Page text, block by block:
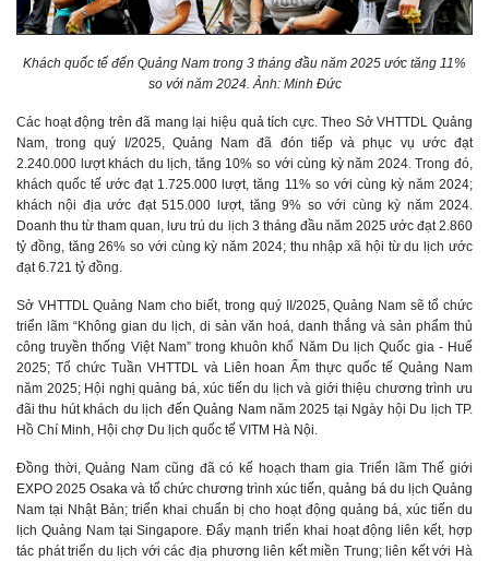
Khách quốc tế đến Quảng Nam trong 3 tháng đầu năm 2025 ước tăng 11%
so với năm 2024. Ảnh: Minh Đức
Các hoạt động trên đã mang lại hiệu quả tích cực. Theo Sở VHTTDL Quảng
Nam, trong quý I/2025, Quảng Nam đã đón tiếp và phục vụ ước đạt
2.240.000 lượt khách du lịch, tăng 10% so với cùng kỳ năm 2024. Trong đó,
khách quốc tế ước đạt 1.725.000 lượt, tăng 11% so với cùng kỳ năm 2024;
khách nội địa ước đạt 515.000 lượt, tăng 9% so với cùng kỳ năm 2024.
Doanh thu từ tham quan, lưu trú du lịch 3 tháng đầu năm 2025 ước đạt 2.860
tỷ đồng, tăng 26% so với cùng kỳ năm 2024; thu nhập xã hội từ du lịch ước
đạt 6.721 tỷ đồng.
Sở VHTTDL Quảng Nam cho biết, trong quý II/2025, Quảng Nam sẽ tổ chức
triển lãm “Không gian du lịch, di sản văn hoá, danh thắng và sản phẩm thủ
công truyền thống Việt Nam” trong khuôn khổ Năm Du lịch Quốc gia - Huế
2025; Tổ chức Tuần VHTTDL và Liên hoan Ẩm thực quốc tế Quảng Nam
năm 2025; Hội nghị quảng bá, xúc tiến du lịch và giới thiệu chương trình ưu
đãi thu hút khách du lịch đến Quảng Nam năm 2025 tại Ngày hội Du lịch TP.
Hồ Chí Minh, Hội chợ Du lịch quốc tế VITM Hà Nội.
Đồng thời, Quảng Nam cũng đã có kế hoạch tham gia Triển lãm Thế giới
EXPO 2025 Osaka và tổ chức chương trình xúc tiến, quảng bá du lịch Quảng
Nam tại Nhật Bản; triển khai chuẩn bị cho hoạt động quảng bá, xúc tiến du
lịch Quảng Nam tại Singapore. Đẩy mạnh triển khai hoạt động liên kết, hợp
tác phát triển du lịch với các địa phương liên kết miền Trung; liên kết với Hà